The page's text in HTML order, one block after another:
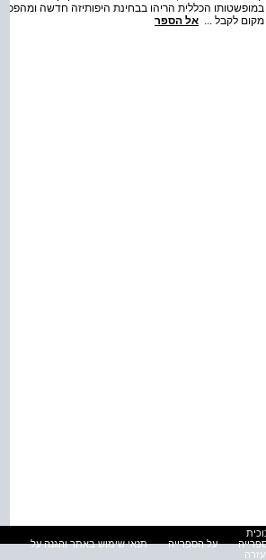
במופשטותו הכללית הריהו בבחינת היפותיזה חדשה
מקום לקבל ... אל הספר
על הספרייה
תנאי שימוש באתר והגנה על
עזרה